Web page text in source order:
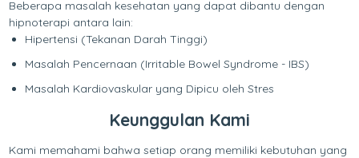
Beberapa masalah kesehatan yang dapat dibantu dengan
hipnoterapi antara lain:
Hipertensi (Tekanan Darah Tinggi)
Masalah Pencernaan (Irritable Bowel Syndrome - IBS)
Masalah Kardiovaskular yang Dipicu oleh Stres
Keunggulan Kami
Kami memahami bahwa setiap orang memiliki kebutuhan yang